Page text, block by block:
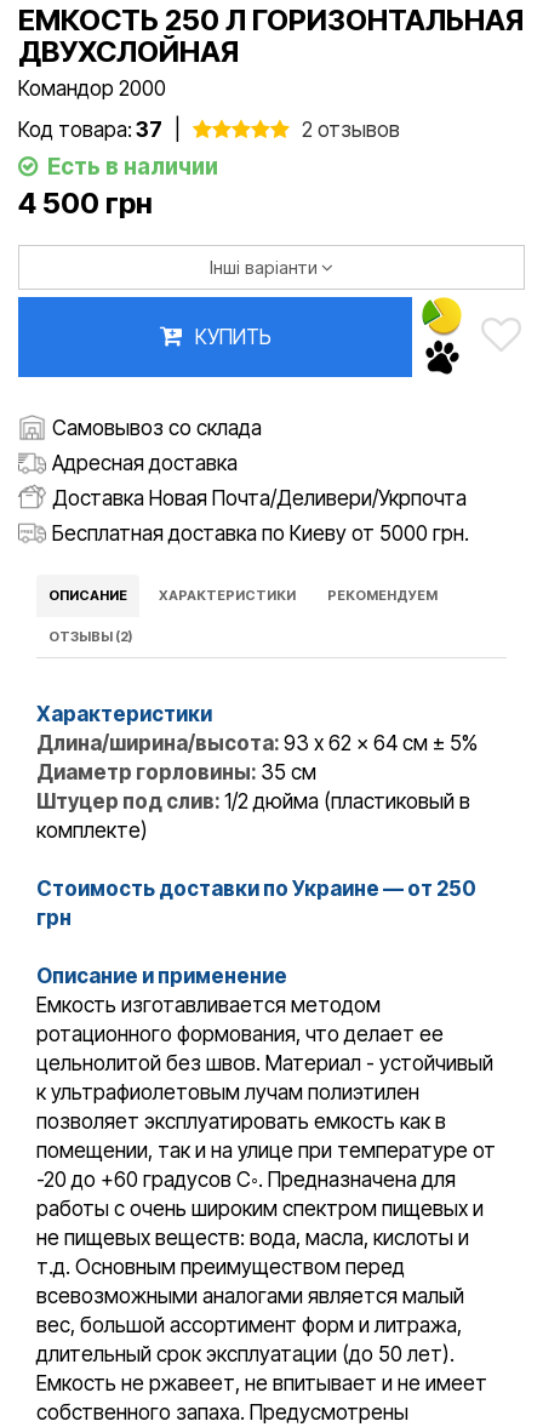
ЕМКОСТЬ 250 Л ГОРИЗОНТАЛЬНАЯ
ДВУХСЛОЙНАЯ
Командор 2000
Код товара: 37 2 отзывов
Есть в наличии
4 500 грн
Інші варіанти
КУПИТЬ
Самовывоз со склада
Адресная доставка
Доставка Новая Почта/Деливери/Укрпочта
Бесплатная доставка по Киеву от 5000 грн.
ОПИСАНИЕ ХАРАКТЕРИСТИКИ РЕКОМЕНДУЕМ
ОТЗЫВЫ (2)
Характеристики
Длина/ширина/высота: 93 x 62 x 64 см ± 5%
Диаметр горловины: 35 см
Штуцер под слив: 1/2 дюйма (пластиковый в
комплекте)
Стоимость доставки по Украине — от 250
грн
Описание и применение
Емкость изготавливается методом
ротационного формования, что делает ее
цельнолитой без швов. Материал - устойчивый
к ультрафиолетовым лучам полиэтилен
позволяет эксплуатировать емкость как в
помещении, так и на улице при температуре от
-20 до +60 градусов С◦. Предназначена для
работы с очень широким спектром пищевых и
не пищевых веществ: вода, масла, кислоты и
т.д. Основным преимуществом перед
всевозможными аналогами является малый
вес, большой ассортимент форм и литража,
длительный срок эксплуатации (до 50 лет).
Емкость не ржавеет, не впитывает и не имеет
собственного запаха. Предусмотрены